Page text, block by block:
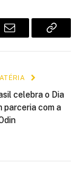
E-
Copiar
celebra o Dia
parceria com a